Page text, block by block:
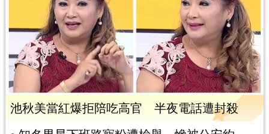
池秋美當紅爆拒陪吃高官 半夜電話遭封殺